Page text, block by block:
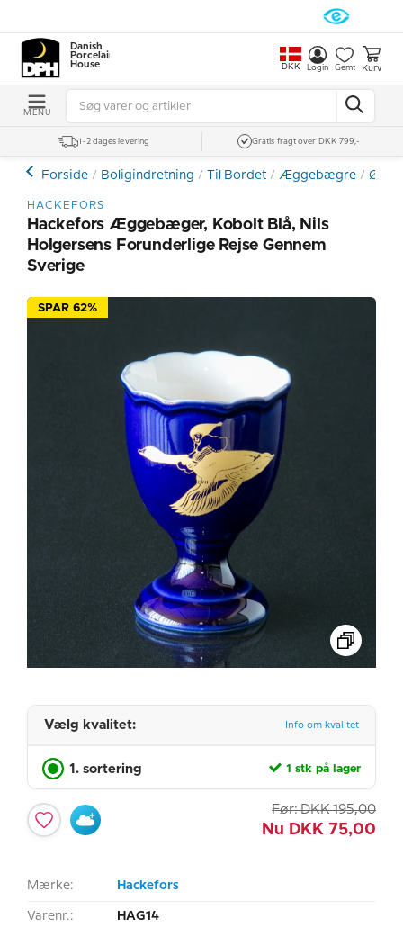
Danish
Porcelain
House
DKK Login Gemt Kurv
MENU
1-2 dages levering Gratis fragt over DKK 799,-
Forside Boligindretning Til Bordet Æggebægre
HACKEFORS
Hackefors Æggebæger, Kobolt Blå, Nils
Holgersens Forunderlige Rejse Gennem
Sverige
SPAR 62%
Vælg kvalitet: Info om kvalitet
1. sortering 1 stk på lager
Før: DKK 195,00
Nu DKK 75,00
Mærke: Hackefors
Varenr.: HAG14